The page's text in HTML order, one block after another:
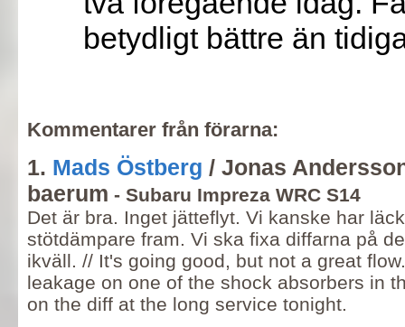
betydligt bättre än
Kommentarer från förarna:
1. Mads Östberg / Jonas
baerum - Subaru Impreza WRC S14
Det är bra. Inget jätteflyt. Vi kanske har
stötdämpare fram. Vi ska fixa diffarna på
ikväll. // It's going good, but not a great
leakage on one of the shock absorbers in
on the diff at the long service tonight.